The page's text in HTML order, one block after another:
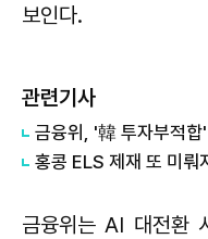
보인다.
관련기사
금융위는 AI 대전환